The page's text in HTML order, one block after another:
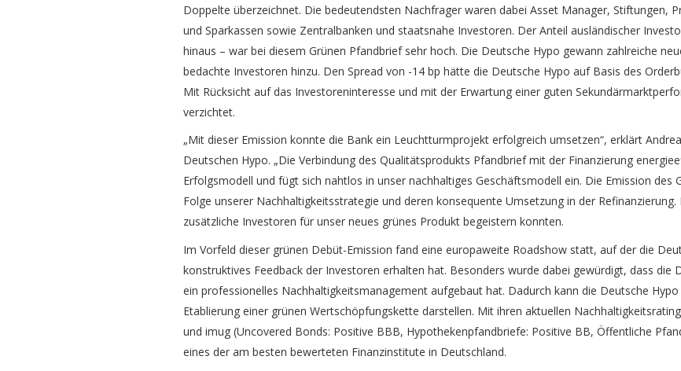
Doppelte überzeichnet. Die bedeutendsten Nachfrager waren dabei Asset Manager, Stiftungen,
und Sparkassen sowie Zentralbanken und staatsnahe Investoren. Der Anteil ausländischer
hinaus – war bei diesem Grünen Pfandbrief sehr hoch. Die Deutsche Hypo gewann zahlreiche
bedachte Investoren hinzu. Den Spread von -14 bp hätte die Deutsche Hypo auf Basis des
Mit Rücksicht auf das Investoreninteresse und mit der Erwartung einer guten
verzichtet.
„Mit dieser Emission konnte die Bank ein Leuchtturmprojekt erfolgreich umsetzen“, erklärt
Deutschen Hypo. „Die Verbindung des Qualitätsprodukts Pfandbrief mit der Finanzierung
Erfolgsmodell und fügt sich nahtlos in unser nachhaltiges Geschäftsmodell ein. Die Emission des
Folge unserer Nachhaltigkeitsstrategie und deren konsequente Umsetzung in der
zusätzliche Investoren für unser neues grünes Produkt begeistern konnten.
Im Vorfeld dieser grünen Debüt-Emission fand eine europaweite Roadshow statt, auf der die
konstruktives Feedback der Investoren erhalten hat. Besonders wurde dabei gewürdigt, dass die
ein professionelles Nachhaltigkeitsmanagement aufgebaut hat. Dadurch kann die Deutsche
Etablierung einer grünen Wertschöpfungskette darstellen. Mit ihren aktuellen
und imug (Uncovered Bonds: Positive BBB, Hypothekenpfandbriefe: Positive BB, Öffentliche
eines der am besten bewerteten Finanzinstitute in Deutschland.